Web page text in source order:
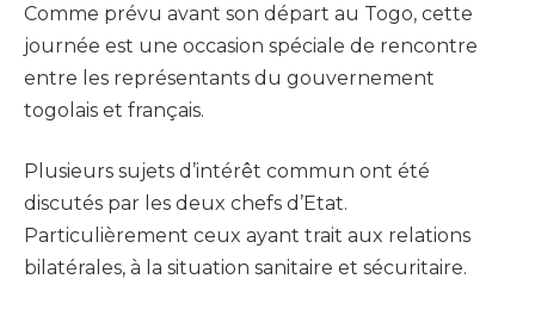
Comme prévu avant son départ au Togo, cette
journée est une occasion spéciale de rencontre
entre les représentants du gouvernement
togolais et français.
Plusieurs sujets d’intérêt commun ont été
discutés par les deux chefs d’Etat.
Particulièrement ceux ayant trait aux relations
bilatérales, à la situation sanitaire et sécuritaire.